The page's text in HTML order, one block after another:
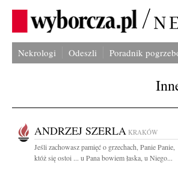
Nekrologi Odeszli Poradnik
ANDRZEJ SZERLA KRAKÓW
Jeśli zachowasz pamięć o grzechach, Panie Panie,
któż się ostoi ... u Pana bowiem łaska, u Niego...